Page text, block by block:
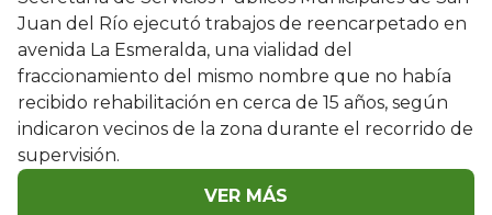
Juan del Río ejecutó trabajos de reencarpetado en
avenida La Esmeralda, una vialidad del
fraccionamiento del mismo nombre que no había
recibido rehabilitación en cerca de 15 años, según
indicaron vecinos de la zona durante el recorrido de
supervisión.
VER MÁS